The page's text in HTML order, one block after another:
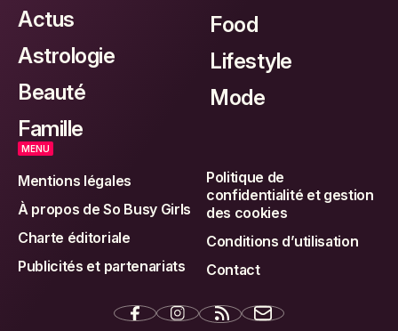
Actus
Astrologie
Beauté
Famille
Food
Lifestyle
Mode
MENU
Mentions légales
À propos de So Busy Girls
Charte éditoriale
Publicités et partenariats
Politique de
confidentialité et gestion
des cookies
Conditions d’utilisation
Contact